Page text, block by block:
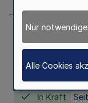
Gesetz
Nordrhein-
HG)
In Kraft
Nur
Alle Cookies